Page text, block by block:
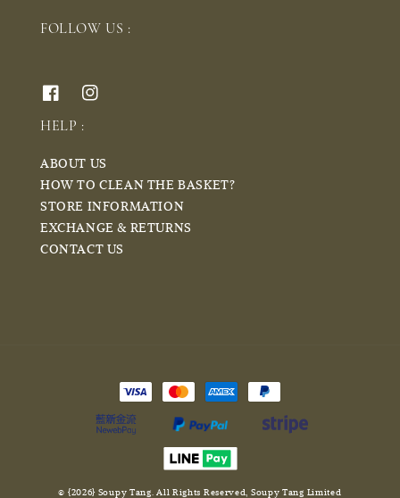
FOLLOW US :
HELP :
ABOUT US
HOW TO CLEAN THE BASKET?
STORE INFORMATION
EXCHANGE & RETURNS
CONTACT US
© {2026} Soupy Tang. All Rights Reserved, Soupy Tang Limited